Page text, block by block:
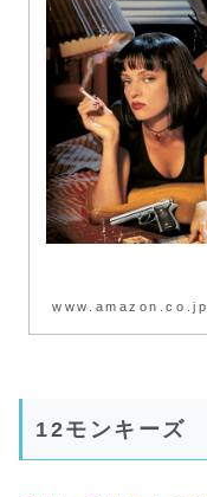
www.amazon.co.jp
12モンキーズ